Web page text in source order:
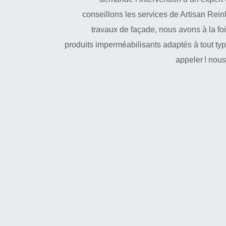
conseillons les services de Artisan
travaux de façade, nous avons à la
produits imperméabilisants adaptés à tout
appeler !